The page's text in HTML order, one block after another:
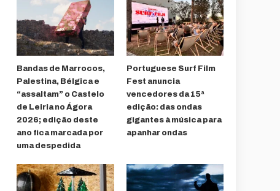
Bandas de Marrocos,
Palestina, Bélgica e
“assaltam” o Castelo
de Leiria no Ágora
2026; edição deste
ano fica marcada por
uma despedida
Portuguese Surf Film
Fest anuncia
vencedores da 15ª
edição: das ondas
gigantes à música para
apanhar ondas